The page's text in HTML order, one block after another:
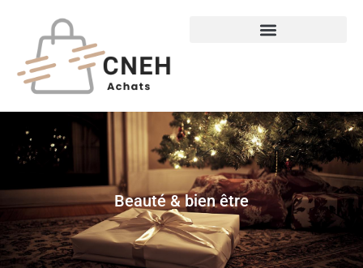
Beauté & bien être